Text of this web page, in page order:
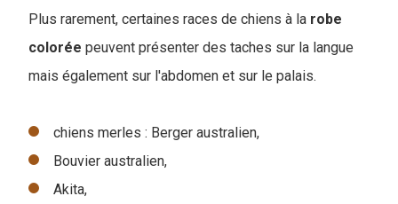
Plus rarement, certaines races de chiens à la robe
colorée peuvent présenter des taches sur la langue
mais également sur l'abdomen et sur le palais.
chiens merles : Berger australien,
Bouvier australien,
Akita,